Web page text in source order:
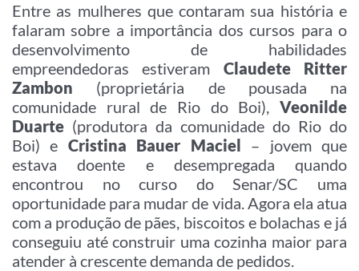
Entre as mulheres que contaram sua história e
falaram sobre a importância dos cursos para o
desenvolvimento de habilidades
empreendedoras estiveram Claudete Ritter
Zambon (proprietária de pousada na
comunidade rural de Rio do Boi), Veonilde
Duarte (produtora da comunidade do Rio do
Boi) e Cristina Bauer Maciel – jovem que
estava doente e
desempregada quando
encontrou no curso do Senar/SC uma
oportunidade para mudar de vida. Agora ela atua
com a produção de pães, biscoitos e bolachas e já
conseguiu até construir uma cozinha maior para
atender à crescente demanda de pedidos.